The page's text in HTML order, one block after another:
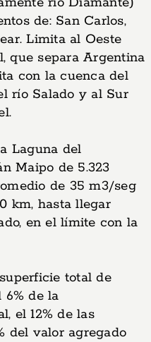
de: San Carlos,
Limita al Oeste
que separa Argentina
con la cuenca del
río Salado y al Sur
Laguna del
Maipo de 5.323
de 35 m3/seg
km, hasta llegar
en el límite con la
total de
6% de la
el 12% de las
del valor agregado